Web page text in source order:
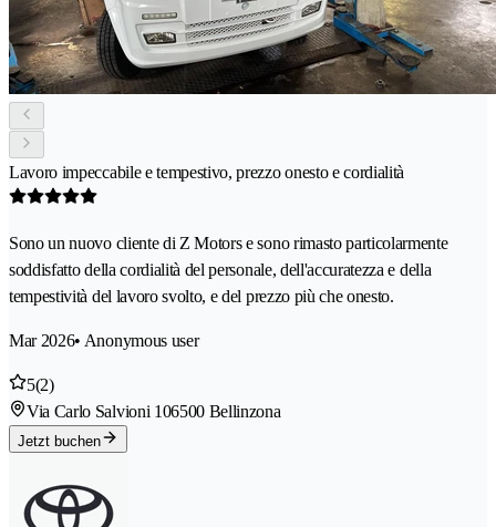
Lavoro impeccabile e tempestivo, prezzo onesto e cordialità
Sono un nuovo cliente di Z Motors e sono rimasto particolarmente
soddisfatto della cordialità del personale, dell'accuratezza e della
tempestività del lavoro svolto, e del prezzo più che onesto.
Mar 2026• Anonymous user
5(2)
Via Carlo Salvioni 106500 Bellinzona
Jetzt buchen